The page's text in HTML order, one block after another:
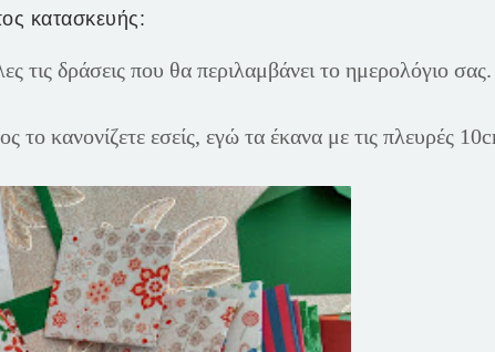
κατασκευής:
τις δράσεις που θα περιλαμβάνει το ημερολόγιο σας.
κανονίζετε εσείς, εγώ τα έκανα με τις πλευρές